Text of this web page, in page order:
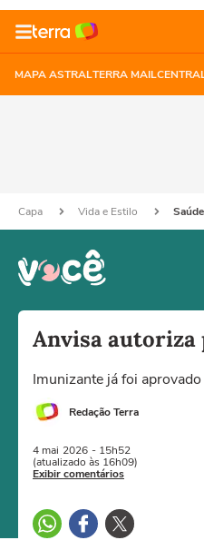
MAPA ASTRALTERRA MAIL
Capa Vida e Estilo Saúde
Anvisa autoriza
Imunizante já foi
Redação Terra
4 mai 2026 - 15h52
(atualizado às 16h09)
Exibir comentários